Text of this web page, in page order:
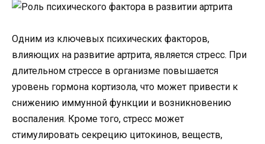
Одним из ключевых психических факторов,
влияющих на развитие артрита, является стресс. При
длительном стрессе в организме повышается
уровень гормона кортизола, что может привести к
снижению иммунной функции и возникновению
воспаления. Кроме того, стресс может
стимулировать секрецию цитокинов, веществ,